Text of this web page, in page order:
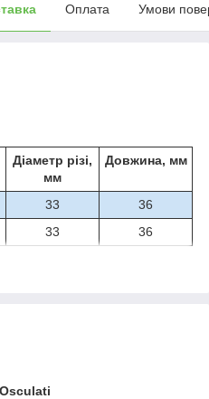
Оплата Умови
Діаметр різі,
мм
Довжина, мм
33
36
33 36
Osculati